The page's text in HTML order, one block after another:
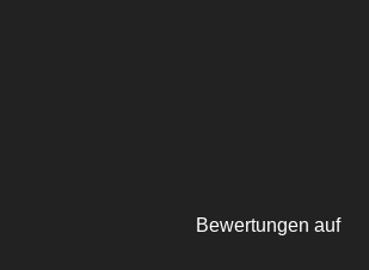
Bewertungen auf